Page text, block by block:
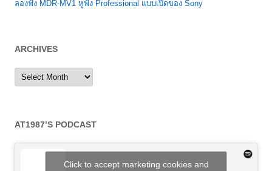
ลองฟัง MDR-MV1 หูฟัง Professional แบบเปิดของ Sony
ARCHIVES
Archives
AT1987’S PODCAST
Click to accept marketing cookies and